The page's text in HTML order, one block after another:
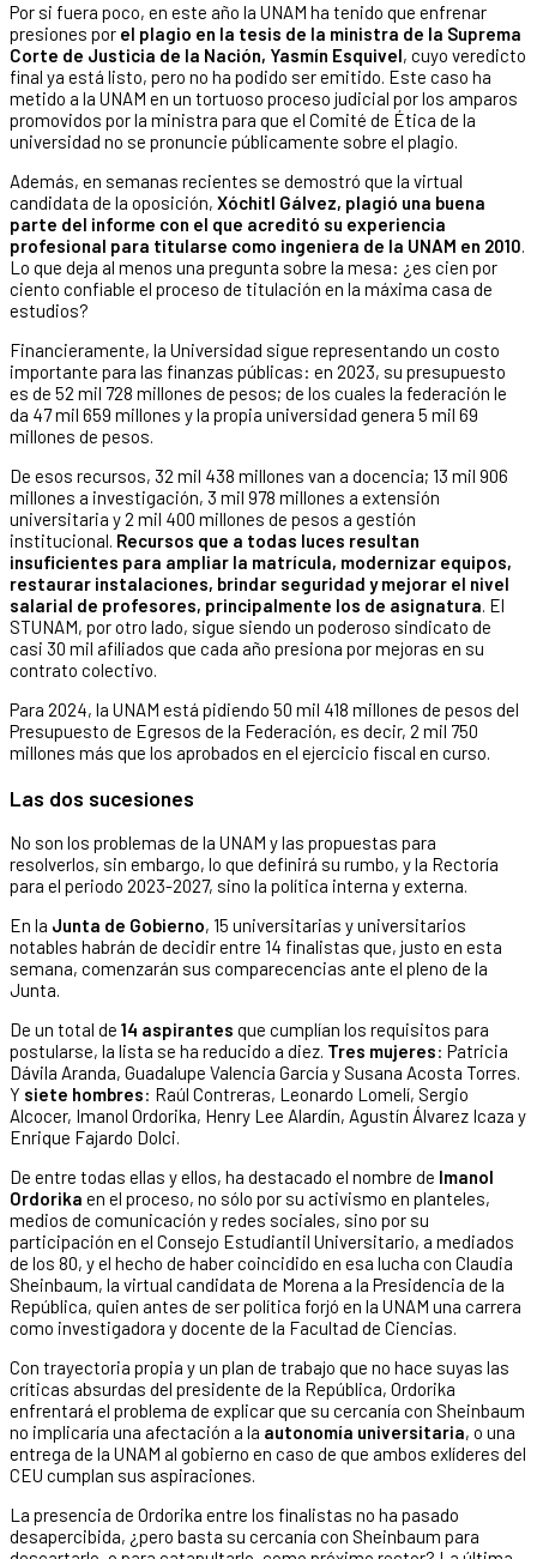
Por si fuera poco, en este año la UNAM ha tenido que enfrenar
presiones por el plagio en la tesis de la ministra de la Suprema
Corte de Justicia de la Nación, Yasmín Esquivel, cuyo veredicto
final ya está listo, pero no ha podido ser emitido. Este caso ha
metido a la UNAM en un tortuoso proceso judicial por los amparos
promovidos por la ministra para que el Comité de Ética de la
universidad no se pronuncie públicamente sobre el plagio.
Además, en semanas recientes se demostró que la virtual
candidata de la oposición, Xóchitl Gálvez, plagió una buena
parte del informe con el que acreditó su experiencia
profesional para titularse como ingeniera de la UNAM en 2010.
Lo que deja al menos una pregunta sobre la mesa: ¿es cien por
ciento confiable el proceso de titulación en la máxima casa de
estudios?
Financieramente, la Universidad sigue representando un costo
importante para las finanzas públicas: en 2023, su presupuesto
es de 52 mil 728 millones de pesos; de los cuales la federación le
da 47 mil 659 millones y la propia universidad genera 5 mil 69
millones de pesos.
De esos recursos, 32 mil 438 millones van a docencia; 13 mil 906
millones a investigación, 3 mil 978 millones a extensión
universitaria y 2 mil 400 millones de pesos a gestión
institucional. Recursos que a todas luces resultan
insuficientes para ampliar la matrícula, modernizar equipos,
restaurar instalaciones, brindar seguridad y mejorar el nivel
salarial de profesores, principalmente los de asignatura. El
STUNAM, por otro lado, sigue siendo un poderoso sindicato de
casi 30 mil afiliados que cada año presiona por mejoras en su
contrato colectivo.
Para 2024, la UNAM está pidiendo 50 mil 418 millones de pesos del
Presupuesto de Egresos de la Federación, es decir, 2 mil 750
millones más que los aprobados en el ejercicio fiscal en curso.
Las dos sucesiones
No son los problemas de la UNAM y las propuestas para
resolverlos, sin embargo, lo que definirá su rumbo, y la Rectoría
para el periodo 2023-2027, sino la política interna y externa.
En la Junta de Gobierno, 15 universitarias y universitarios
notables habrán de decidir entre 14 finalistas que, justo en esta
semana, comenzarán sus comparecencias ante el pleno de la
Junta.
De un total de 14 aspirantes que cumplían los requisitos para
postularse, la lista se ha reducido a diez. Tres mujeres: Patricia
Dávila Aranda, Guadalupe Valencia García y Susana Acosta Torres.
Y siete hombres: Raúl Contreras, Leonardo Lomelí, Sergio
Alcocer, Imanol Ordorika, Henry Lee Alardín, Agustín Álvarez Icaza y
Enrique Fajardo Dolci.
De entre todas ellas y ellos, ha destacado el nombre de Imanol
Ordorika en el proceso, no sólo por su activismo en planteles,
medios de comunicación y redes sociales, sino por su
participación en el Consejo Estudiantil Universitario, a mediados
de los 80, y el hecho de haber coincidido en esa lucha con Claudia
Sheinbaum, la virtual candidata de Morena a la Presidencia de la
República, quien antes de ser política forjó en la UNAM una carrera
como investigadora y docente de la Facultad de Ciencias.
Con trayectoria propia y un plan de trabajo que no hace suyas las
críticas absurdas del presidente de la República, Ordorika
enfrentará el problema de explicar que su cercanía con Sheinbaum
no implicaría una afectación a la autonomía universitaria, o una
entrega de la UNAM al gobierno en caso de que ambos exlíderes del
CEU cumplan sus aspiraciones.
La presencia de Ordorika entre los finalistas no ha pasado
desapercibida, ¿pero basta su cercanía con Sheinbaum para